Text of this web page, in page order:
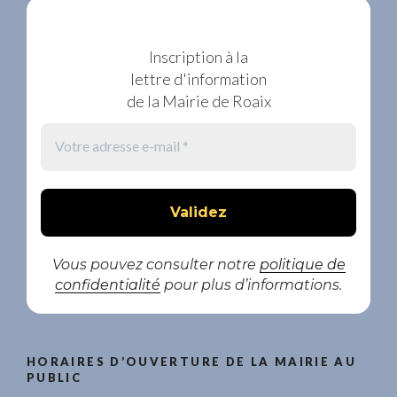
Inscription à la
lettre d'information
de la Mairie de Roaix
Vous pouvez consulter notre politique de
confidentialité pour plus d’informations.
HORAIRES D’OUVERTURE DE LA MAIRIE AU
PUBLIC